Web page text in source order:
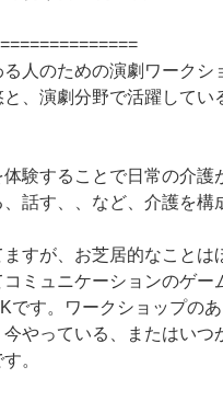
る人のための演劇ワークシ
、演劇分野で活躍してい
体験することで日常の介護
話す、、など、介護を構
すが、お芝居的なことは
ミュニケーションのゲー
です。ワークショップの
やっている、またはいつ
。​